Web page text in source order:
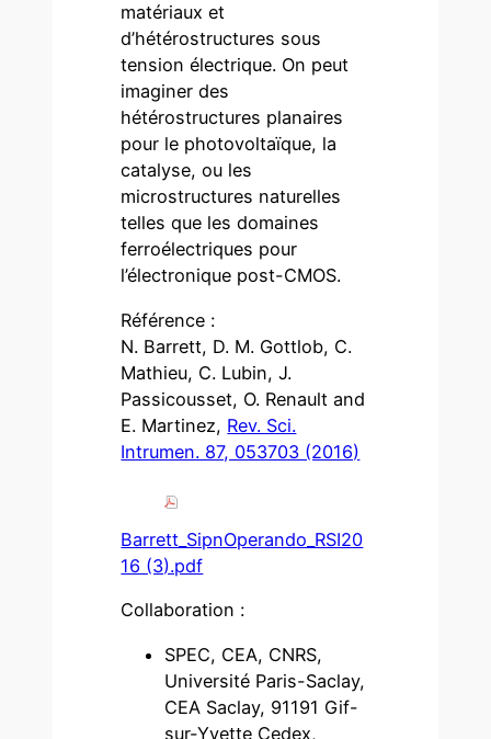
matériaux et
d’hétérostructures sous
tension électrique. On peut
imaginer des
hétérostructures planaires
pour le photovoltaïque, la
catalyse, ou les
microstructures naturelles
telles que les domaines
ferroélectriques pour
l’électronique post-CMOS.
Référence :
N. Barrett, D. M. Gottlob, C.
Mathieu, C. Lubin, J.
Passicousset, O. Renault and
E. Martinez, Rev. Sci.
Intrumen. 87, 053703 (2016)
Barrett_SipnOperando_RSI20
16 (3).pdf
Collaboration :
SPEC, CEA, CNRS,
Université Paris-Saclay,
CEA Saclay, 91191 Gif-
sur-Yvette Cedex,